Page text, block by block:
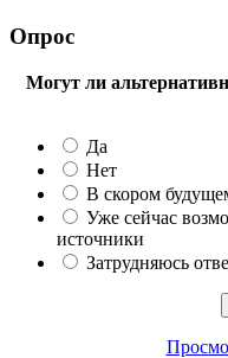
Опрос
Могут ли
Да
Нет
В скором
Уже сейчас
источники
Затрудняюсь